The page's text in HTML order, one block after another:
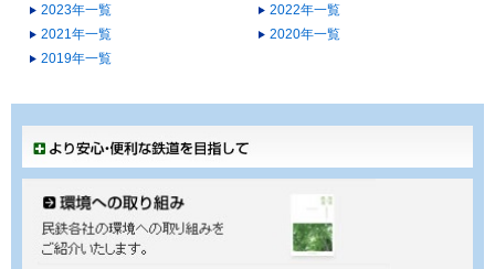
2023年一覧
2022年一覧
2021年一覧
2020年一覧
2019年一覧